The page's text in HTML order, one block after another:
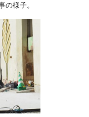
の様子。